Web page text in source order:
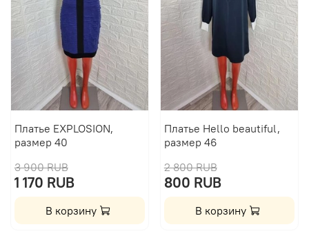
Платье EXPLOSION,
размер 40
3 900 RUB
1 170 RUB
В корзину
Платье Hello beautiful,
размер 46
2 800 RUB
800 RUB
В корзину